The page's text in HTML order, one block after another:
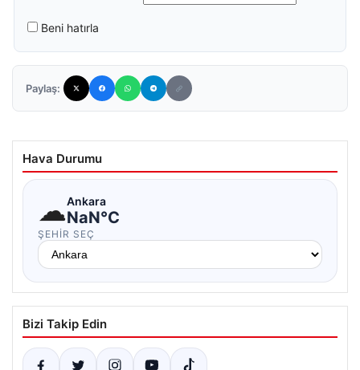
Beni hatırla
Paylaş:
Hava Durumu
☁Ankara
NaN°C
ŞEHIR SEÇ
Bizi Takip Edin